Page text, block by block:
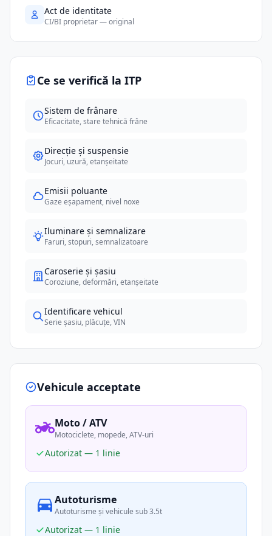
Act de identitate
CI/BI proprietar — original
Ce se verifică la ITP
Sistem de frânare
Eficacitate, stare tehnică frâne
Direcție și suspensie
Jocuri, uzură, etanșeitate
Emisii poluante
Gaze eșapament, nivel noxe
Iluminare și semnalizare
Faruri, stopuri, semnalizatoare
Caroserie și șasiu
Coroziune, deformări, etanșeitate
Identificare vehicul
Serie șasiu, plăcuțe, VIN
Vehicule acceptate
Moto / ATV
Motociclete, mopede, ATV-uri
Autorizat — 1 linie
Autoturisme
Autoturisme și vehicule sub 3.5t
Autorizat — 1 linie